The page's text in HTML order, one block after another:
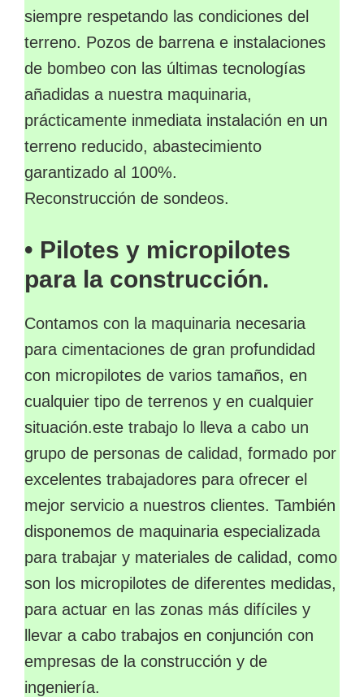
siempre respetando las condiciones del
terreno. Pozos de barrena e instalaciones
de bombeo con las últimas tecnologías
añadidas a nuestra maquinaria,
prácticamente inmediata instalación en un
terreno reducido, abastecimiento
garantizado al 100%.
Reconstrucción de sondeos.
• Pilotes y micropilotes
para la construcción.
Contamos con la maquinaria necesaria
para cimentaciones de gran profundidad
con micropilotes de varios tamaños, en
cualquier tipo de terrenos y en cualquier
situación.este trabajo lo lleva a cabo un
grupo de personas de calidad, formado por
excelentes trabajadores para ofrecer el
mejor servicio a nuestros clientes. También
disponemos de maquinaria especializada
para trabajar y materiales de calidad, como
son los micropilotes de diferentes medidas,
para actuar en las zonas más difíciles y
llevar a cabo trabajos en conjunción con
empresas de la construcción y de
ingeniería.